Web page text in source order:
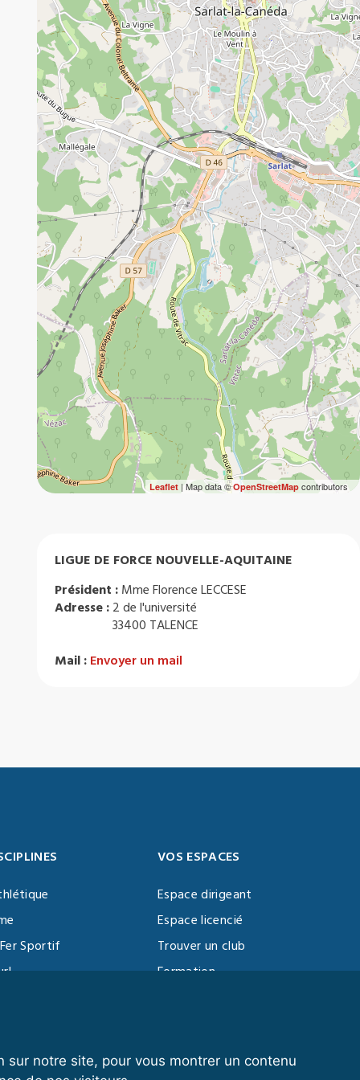
notre site, pour vous montrer un contenu
Leaflet| Map data ©OpenStreetMapcontributors
LIGUE DE FORCE NOUVELLE-AQUITAINE
Président : Mme Florence LECCESE
Adresse : 2 de l'université
33400 TALENCE
Mail : Envoyer un mail
Sportif
VOS ESPACES
Espace dirigeant
Espace licencié
Trouver un club
Formation